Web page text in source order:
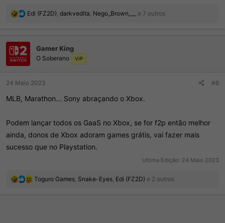
R
ç
s
Edi (FZ2D), darkvedita, Nego_Brown___ e 7 outros
Gamer King
O Soberano VIP
24 Maio 2023 #6
MLB, Marathon... Sony abraçando o Xbox.
Podem lançar todos os GaaS no Xbox, se for f2p então melhor
ainda, donos de Xbox adoram games grátis, vai fazer mais
sucesso que no Playstation.
Ultima Edição: 24 Maio 2023
R
Toguro Games Snake-Eyes Edi (FZ2D) e 2 outros